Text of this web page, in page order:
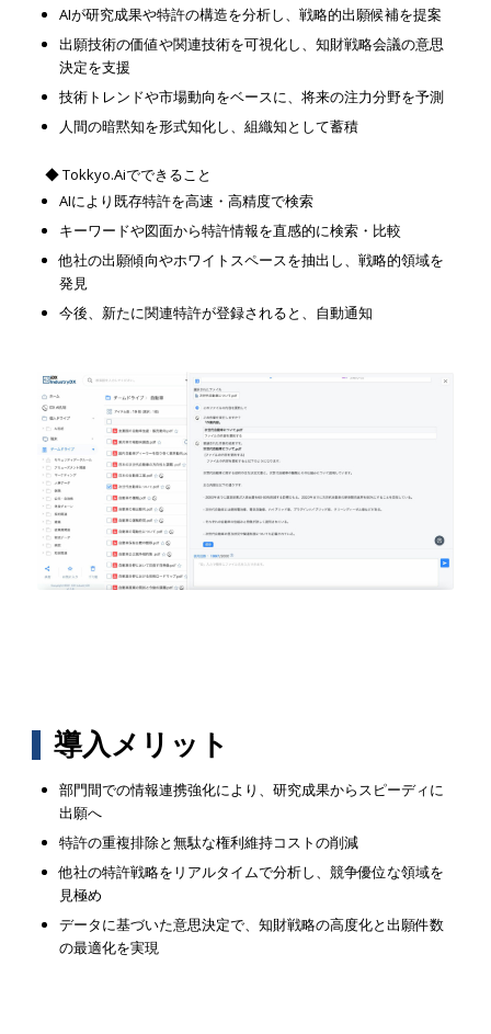
AIが研究成果や特許の構造を分析し、戦略的出願候補を提案
出願技術の価値や関連技術を可視化し、知財戦略会議の意思
決定を支援
技術トレンドや市場動向をベースに、将来の注力分野を予測
人間の暗黙知を形式知化し、組織知として蓄積
◆ Tokkyo.Aiでできること
AIにより既存特許を高速・高精度で検索
キーワードや図面から特許情報を直感的に検索・比較
他社の出願傾向やホワイトスペースを抽出し、戦略的領域を
発見
今後、新たに関連特許が登録されると、自動通知
導入メリット
部門間での情報連携強化により、研究成果からスピーディに
出願へ
特許の重複排除と無駄な権利維持コストの削減
他社の特許戦略をリアルタイムで分析し、競争優位な領域を
見極め
データに基づいた意思決定で、知財戦略の高度化と出願件数
の最適化を実現